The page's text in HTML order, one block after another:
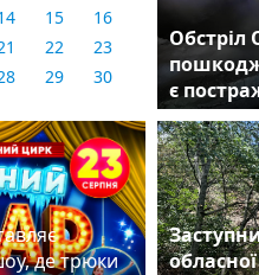
15
16
22
23
29
30
Обстріл
є
де трюки